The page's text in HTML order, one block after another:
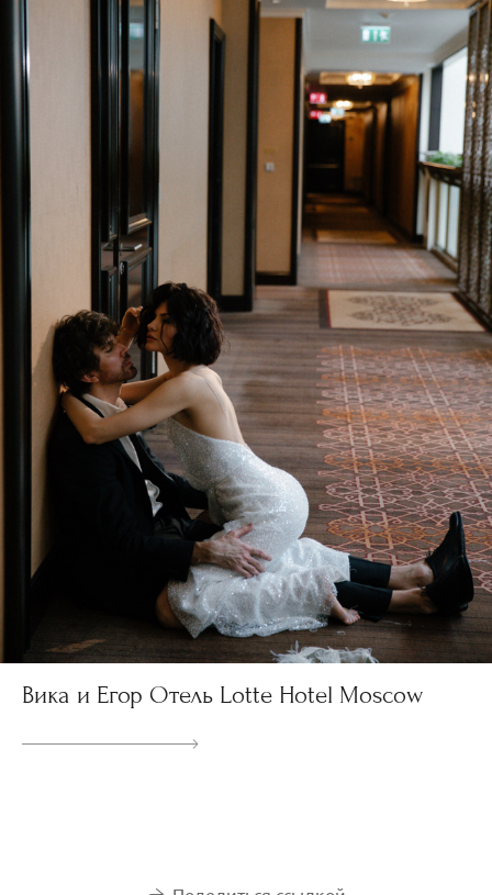
Вика и Егор Отель Lotte Hotel Moscow